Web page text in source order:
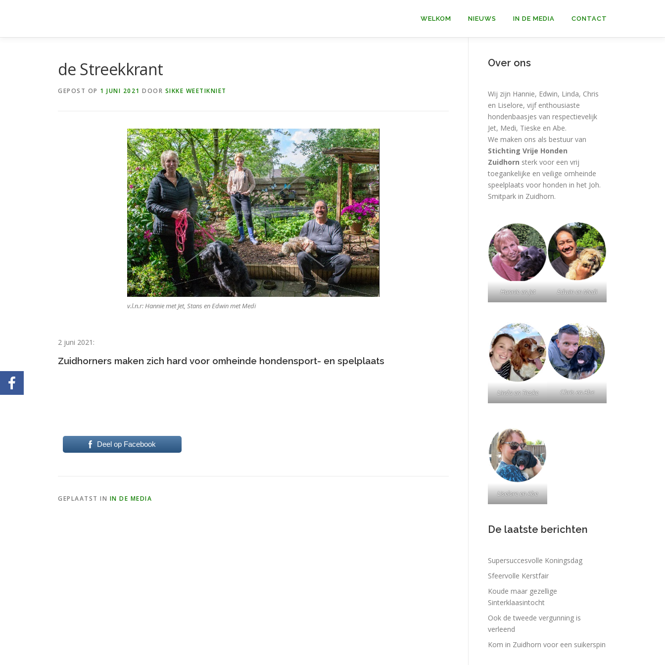
inhoud
WELKOM NIEUWS IN DE MEDIA CONTACT
de Streekkrant
GEPOST OP 1 JUNI 2021 DOOR SIKKE WEETIKNIET
v.l.n.r: Hannie met Jet, Stans en Edwin met Medi
2 juni 2021:
Zuidhorners maken zich hard voor omheinde hondensport- en spelplaats
Deel op Facebook
GEPLAATST IN IN DE MEDIA
Over ons
Wij zijn Hannie, Edwin, Linda, Chris
en Liselore, vijf enthousiaste
hondenbaasjes van respectievelijk
Jet, Medi, Tieske en Abe.
We maken ons als bestuur van
Stichting Vrije Honden
Zuidhorn sterk voor een vrij
toegankelijke en veilige omheinde
speelplaats voor honden in het Joh.
Smitpark in Zuidhorn.
Hannie en Jet Edwin en Medi
Linda en Tieske Chris en Abe
Liselore en Abe
De laatste berichten
Supersuccesvolle Koningsdag
Sfeervolle Kerstfair
Koude maar gezellige
Sinterklaasintocht
Ook de tweede vergunning is
verleend
Kom in Zuidhorn voor een suikerspin